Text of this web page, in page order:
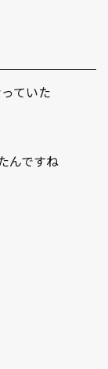
ていた
んですね